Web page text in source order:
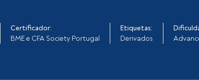
Certificador:
BME e CFA Society Portugal
Etiquetas:
Derivados